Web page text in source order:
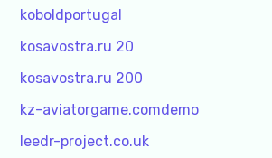
koboldportugal
kosavostra.ru 20
kosavostra.ru 200
kz-aviatorgame.comdemo
leedr-project.co.uk